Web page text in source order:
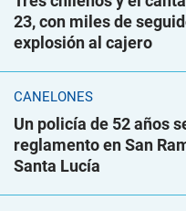
23, con miles de
explosión al cajero
CANELONES
Un policía de 52 años
reglamento en San
Santa Lucía